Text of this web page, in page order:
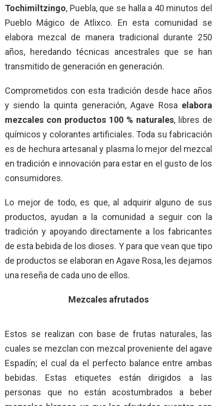
Tochimiltzingo, Puebla, que se halla a 40 minutos del
Pueblo Mágico de Atlixco. En esta comunidad se
elabora mezcal de manera tradicional durante 250
años, heredando técnicas ancestrales que se han
transmitido de generación en generación.
Comprometidos con esta tradición desde hace años
y siendo la quinta generación, Agave Rosa elabora
mezcales con productos 100 % naturales, libres de
químicos y colorantes artificiales. Toda su fabricación
es de hechura artesanal y plasma lo mejor del mezcal
en tradición e innovación para estar en el gusto de los
consumidores.
Lo mejor de todo, es que, al adquirir alguno de sus
productos, ayudan a la comunidad a seguir con la
tradición y apoyando directamente a los fabricantes
de esta bebida de los dioses. Y para que vean que tipo
de productos se elaboran en Agave Rosa, les dejamos
una reseña de cada uno de ellos.
Mezcales afrutados
Estos se realizan con base de frutas naturales, las
cuales se mezclan con mezcal proveniente del agave
Espadín; el cual da el perfecto balance entre ambas
bebidas. Estas etiquetes están dirigidos a las
personas que no están acostumbrados a beber